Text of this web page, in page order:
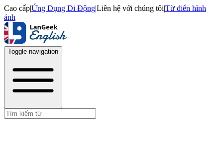
Cao cấp|Ứng Dụng Di Động|Liên hệ với chúng tôi|Từ điển hình
ảnh
Toggle navigation